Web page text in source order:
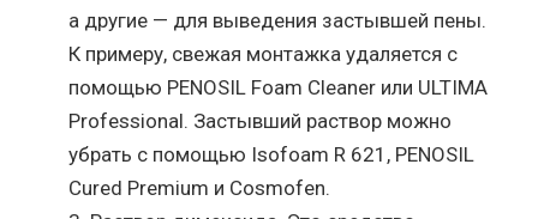
а другие — для выведения застывшей пены.
К примеру, свежая монтажка удаляется с
помощью PENOSIL Foam Cleaner или ULTIMA
Professional. Застывший раствор можно
убрать с помощью Isofoam R 621, PENOSIL
Cured Premium и Cosmofen.